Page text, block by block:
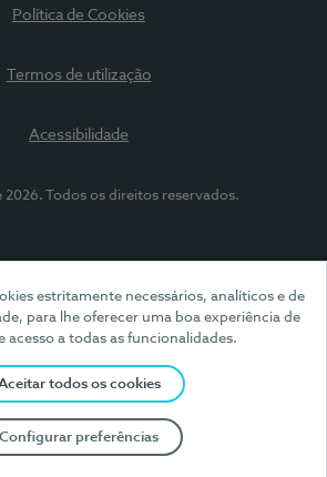
estritamente necessários, analíticos e de
para lhe oferecer uma boa experiência de
acesso a todas as funcionalidades.
todos os cookies
Configurar preferências
Política de Cookies
Termos de utilização
Acessibilidade
2026. Todos os direitos reservados.